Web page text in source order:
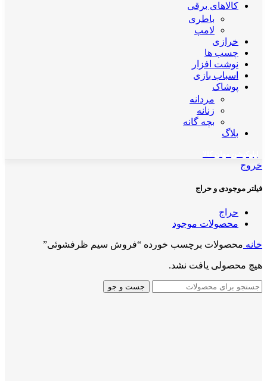
کالاهای برقی
باطری
لامپ
خرازی
چسب ها
نوشت افزار
اسباب بازی
پوشاک
مردانه
زنانه
بچه گانه
بلاگ
خروج
فیلتر موجودی و حراج
حراج
محصولات موجود
خانه محصولات برچسب خورده “فروش سیم ظرفشوئی”
هیچ محصولی یافت نشد.
جست و جو